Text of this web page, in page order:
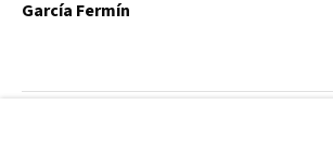
García Fermín